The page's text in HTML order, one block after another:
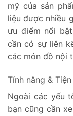
mỹ của sản
liệu được nhiều
ưu điểm nổi
cần có sự liên
các món đồ nội
Tính năng &
Ngoài các yếu
bạn cũng cần